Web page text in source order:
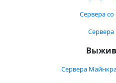
Сервера
Сервера
Сервера